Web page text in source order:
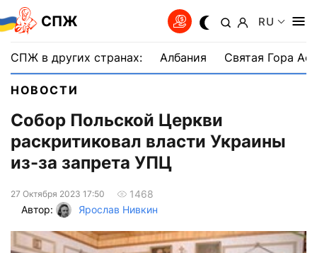
СПЖ RU
СПЖ в других странах: Албания Святая Гора
НОВОСТИ
Собор Польской Церкви
раскритиковал власти Украины
из-за запрета УПЦ
27 Октября 2023 17:50
1468
Автор:
Ярослав Нивкин